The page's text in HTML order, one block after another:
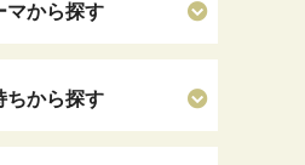
マから探す
ちから探す